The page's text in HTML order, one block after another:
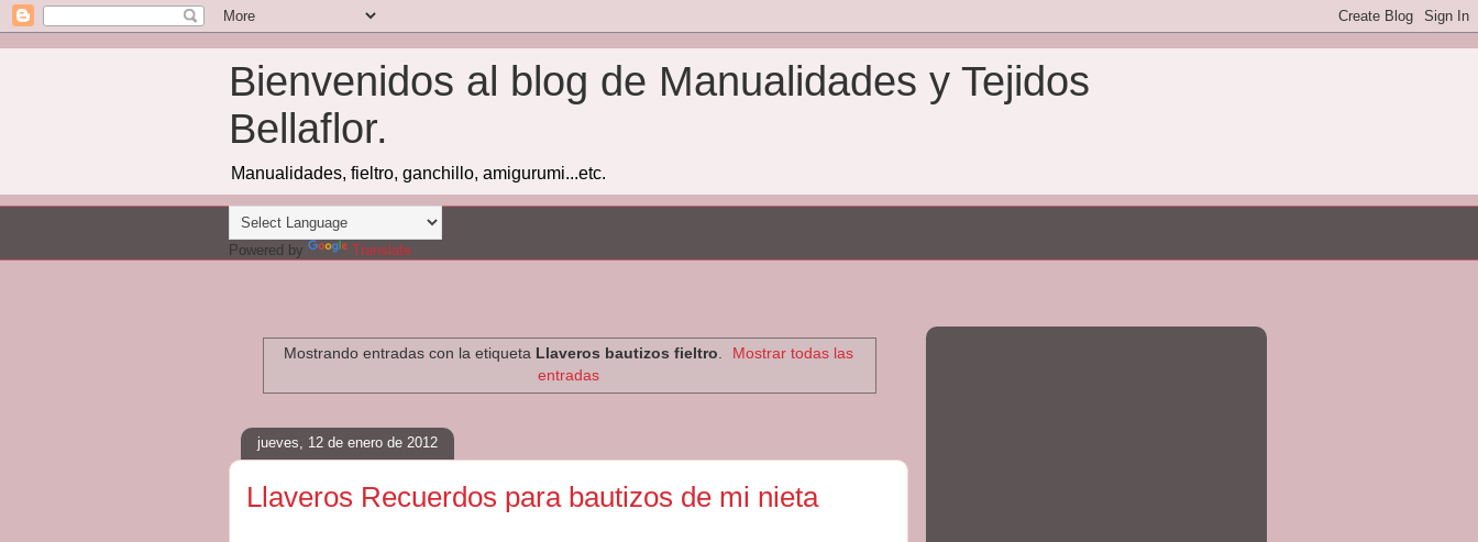
Bienvenidos al blog de Manualidades y Tejidos
Bellaflor.
Manualidades, fieltro, ganchillo, amigurumi...etc.
Powered by Translate
Mostrando entradas con la etiqueta Llaveros bautizos fieltro.
Mostrar todas las
entradas
jueves, 12 de enero de 2012
Llaveros Recuerdos para bautizos de mi nieta